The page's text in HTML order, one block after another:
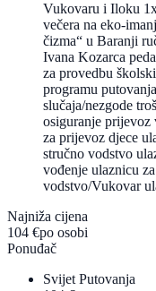
Vukovaru i Iloku
večera na eko-
čizma“ u Baranji
Ivana Kozarca
za provedbu
programu
slučaja/nezgode
osiguranje
za prijevoz djece
stručno vodstvo
vođenje ulaznicu
vodstvo/Vukovar
Najniža cijena
104 €po osobi
Ponuđač
Svijet Putovanja